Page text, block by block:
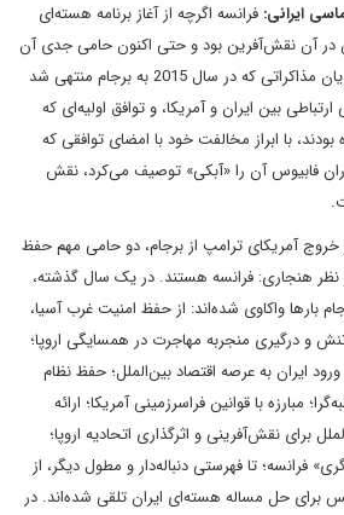
ایرانی: فرانسه اگرچه از آغاز برنامه هسته‌ای
در آن نقش‌آفرین بود و حتی اکنون حامی جدی آن
شناخته شده است، اما در جریان مذاکراتی که در سال‌ 2015 به برجام منتهی شد
بین ایران و آمریکا، و توافق اولیه‌ای که
با ابراز مخالفت خود با امضای توافقی که
فابیوس آن را «آبکی» توصیف می‌کرد، نقش
آمریکای ترامپ از برجام، دو حامی مهم حفظ
نظر هنجاری: فرانسه هستند. در یک سال گذشته،
بارها واکاوی شده‌اند: از حفظ امنیت غرب آسیا،
تنش و درگیری منجربه مهاجرت در همسایگی اروپا؛
ایران به عرصه اقتصاد بین‌الملل؛ حفظ نظام
مبارزه با قوانین فراسرزمینی آمریکا؛ ارائه
برای نقش‌آفرینی و اثرگذاری اتحادیه اروپا؛
فرانسه؛ تا فهرستی دنباله‌دار و مطول دیگر، از
برای حل مساله هسته‌ای ایران تلقی شده‌اند. در